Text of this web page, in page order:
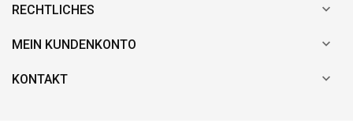
RECHTLICHES 
MEIN KUNDENKONTO 
KONTAKT 